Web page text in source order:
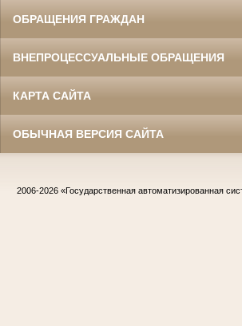
ОБРАЩЕНИЯ ГРАЖДАН
ВНЕПРОЦЕССУАЛЬНЫЕ ОБРАЩЕНИЯ
КАРТА САЙТА
ОБЫЧНАЯ ВЕРСИЯ САЙТА
2006-2026 «Государственная автоматизированная